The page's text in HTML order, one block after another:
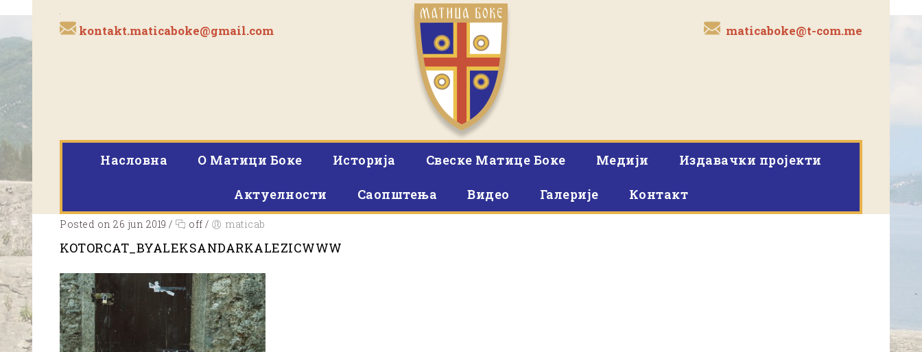
kontakt.maticaboke@gmail.com maticaboke@t-com.me
Насловна O Матици Боке Историја Свеске Матице Боке Медији Издавачки пројекти
Актуелности Саопштења Видео Галерије Контакт
Posted on 26 jun 2019 / off / maticab
KOTORCAT_BYALEKSANDARKALEZICWWW